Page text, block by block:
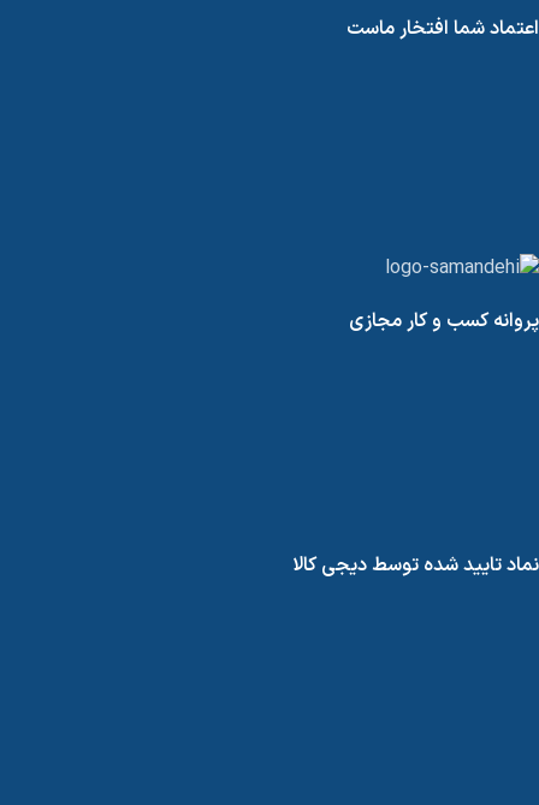
اعتماد شما افتخار ماست
پروانه کسب و کار مجازی
نماد تایید شده توسط دیجی کالا